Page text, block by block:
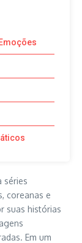
séries
coreanas e
suas histórias
Em um